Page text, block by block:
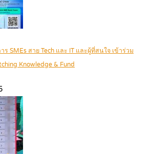
SMEs สาย Tech และ IT และผู้ที่สนใจ เข้าร่วม
Knowledge & Fund